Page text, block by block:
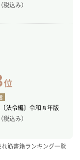
税込み）
法令編〕令和８年版
税込み）
れ筋書籍ランキング一覧